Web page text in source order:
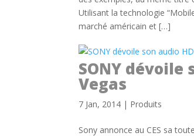
Utilisant la technologie
marché américain et […]
SONY dévoile
Vegas
7 Jan, 2014 | Produits
Sony annonce au CES sa